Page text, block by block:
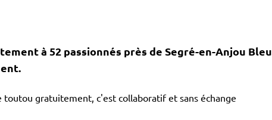
à 52 passionnés près de Segré-en-Anjou Bleu
toutou gratuitement, c'est collaboratif et sans échange